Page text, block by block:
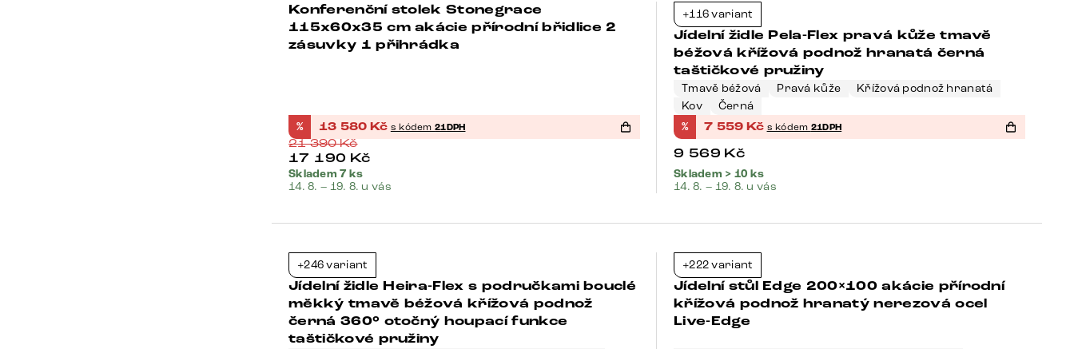
Bestseller
-37%
Konferenční stolek Stonegrace
115x60x35 cm akácie přírodní břidlice 2
zásuvky 1 přihrádka
% 13 580 Kč s kódem21DPH
21 390Kč
17 190 Kč
Skladem 7 ks
14. 8. – 19. 8. u vás
Bestseller
+116 variant
Jídelní židle Pela-Flex pravá kůže tmavě
béžová křížová podnož hranatá černá
taštičkové pružiny
Tmavě béžová Pravá kůže
Křížová podnož hranatá
Kov
Černá
% 7 559 Kč s kódem 21DPH
9 569 Kč
Skladem > 10 ks
14. 8. – 19. 8. u vás
Bestseller
+246 variant
Jídelní židle Heira-Flex s područkami bouclé
měkký tmavě béžová křížová podnož
černá 360° otočný houpací funkce
taštičkové pružiny
Bestseller
+222 variant
Jídelní stůl Edge 200×100 akácie přírodní
křížová podnož hranatý nerezová ocel
Live-Edge